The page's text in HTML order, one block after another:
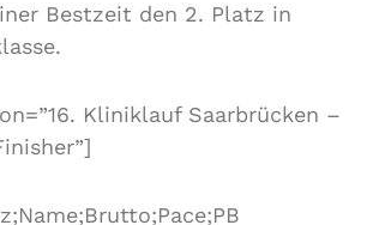
Bestzeit den 2. Platz in
Kliniklauf Saarbrücken –